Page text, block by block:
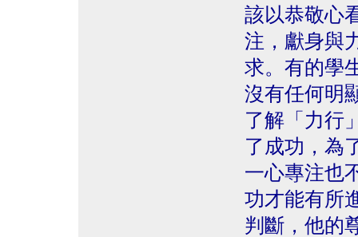
該以恭敬心
注，獻身與
求。有的學
沒有任何明
了解「力行
了成功，為
一心專注也
功才能有所
判斷，他的